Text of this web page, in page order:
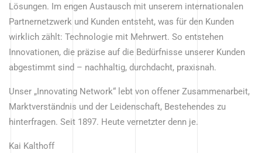
Lösungen. Im engen Austausch mit unserem internationalen
Partnernetzwerk und Kunden entsteht, was für den Kunden
wirklich zählt: Technologie mit Mehrwert. So entstehen
Innovationen, die präzise auf die Bedürfnisse unserer Kunden
abgestimmt sind – nachhaltig, durchdacht, praxisnah.
Unser „Innovating Network“ lebt von offener Zusammenarbeit,
Marktverständnis und der Leidenschaft, Bestehendes zu
hinterfragen. Seit 1897. Heute vernetzter denn je.
Kai Kalthoff